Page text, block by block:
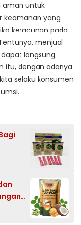
aman untuk
keamanan yang
keracunan pada
menjual
langsung
itu, dengan adanya
selaku konsumen